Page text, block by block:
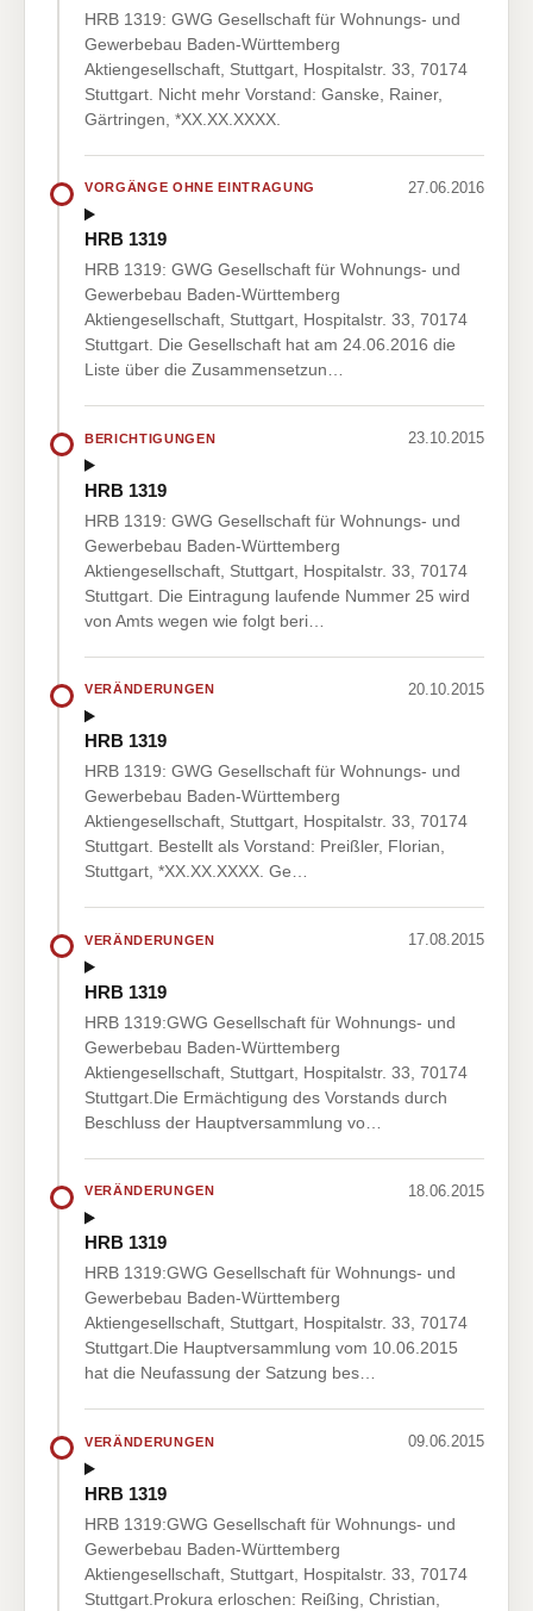
HRB 1319: GWG Gesellschaft für Wohnungs- und
Gewerbebau Baden-Württemberg
Aktiengesellschaft, Stuttgart, Hospitalstr. 33, 70174
Stuttgart. Nicht mehr Vorstand: Ganske, Rainer,
Gärtringen, *XX.XX.XXXX.
VORGÄNGE OHNE EINTRAGUNG 27.06.2016
HRB 1319
HRB 1319: GWG Gesellschaft für Wohnungs- und
Gewerbebau Baden-Württemberg
Aktiengesellschaft, Stuttgart, Hospitalstr. 33, 70174
Stuttgart. Die Gesellschaft hat am 24.06.2016 die
Liste über die Zusammensetzun…
BERICHTIGUNGEN 23.10.2015
HRB 1319
HRB 1319: GWG Gesellschaft für Wohnungs- und
Gewerbebau Baden-Württemberg
Aktiengesellschaft, Stuttgart, Hospitalstr. 33, 70174
Stuttgart. Die Eintragung laufende Nummer 25 wird
von Amts wegen wie folgt beri…
VERÄNDERUNGEN 20.10.2015
HRB 1319
HRB 1319: GWG Gesellschaft für Wohnungs- und
Gewerbebau Baden-Württemberg
Aktiengesellschaft, Stuttgart, Hospitalstr. 33, 70174
Stuttgart. Bestellt als Vorstand: Preißler, Florian,
Stuttgart, *XX.XX.XXXX. Ge…
VERÄNDERUNGEN 17.08.2015
HRB 1319
HRB 1319:GWG Gesellschaft für Wohnungs- und
Gewerbebau Baden-Württemberg
Aktiengesellschaft, Stuttgart, Hospitalstr. 33, 70174
Stuttgart.Die Ermächtigung des Vorstands durch
Beschluss der Hauptversammlung vo…
VERÄNDERUNGEN 18.06.2015
HRB 1319
HRB 1319:GWG Gesellschaft für Wohnungs- und
Gewerbebau Baden-Württemberg
Aktiengesellschaft, Stuttgart, Hospitalstr. 33, 70174
Stuttgart.Die Hauptversammlung vom 10.06.2015
hat die Neufassung der Satzung bes…
VERÄNDERUNGEN 09.06.2015
HRB 1319
HRB 1319:GWG Gesellschaft für Wohnungs- und
Gewerbebau Baden-Württemberg
Aktiengesellschaft, Stuttgart, Hospitalstr. 33, 70174
Stuttgart.Prokura erloschen: Reißing, Christian,